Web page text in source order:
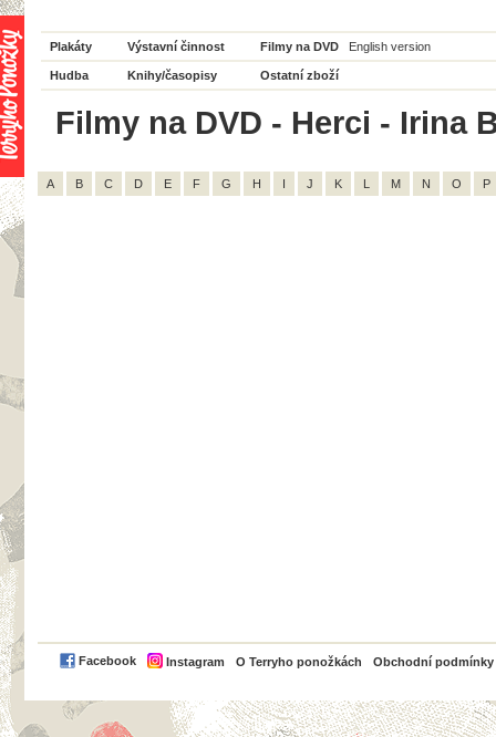
Plakáty Výstavní činnost Filmy na DVD English version
Hudba Knihy/časopisy Ostatní zboží
Filmy na DVD - Herci - Irina
A B C D E F G H I J K L M N O P
Facebook Instagram O Terryho ponožkách Obchodní podmínky
PayPal